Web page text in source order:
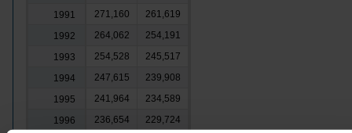
1991
271,160
261,619
1992
264,062
254,191
1993
254,528
245,517
1994
247,615
239,908
1995
241,964
234,589
1996
236,654
229,724